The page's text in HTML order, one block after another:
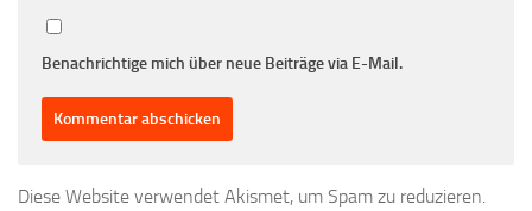
Benachrichtige mich über neue Beiträge via E-Mail.
Diese Website verwendet Akismet, um Spam zu reduzieren.